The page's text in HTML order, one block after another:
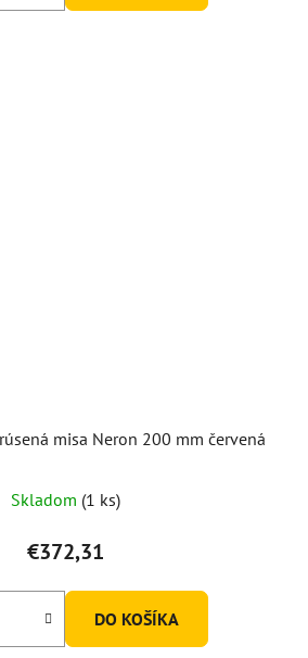
misa Neron 200 mm červená
Skladom (1 ks)
€372,31
DO KOŠÍKA